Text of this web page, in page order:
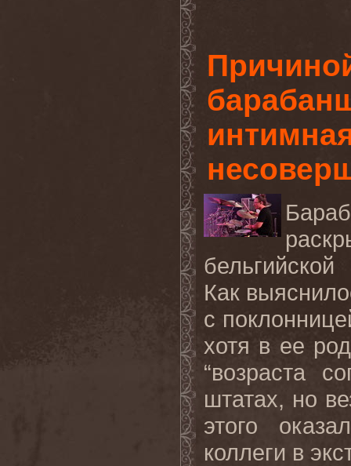
Как
с
хотя в ее
“возраста
штатах, но
этого
коллеги в